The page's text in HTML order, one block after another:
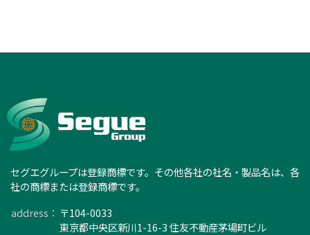
セグエグループは登録商標です。その他各社の社名・製品名は、各
社の商標または登録商標です。
address： 〒104-0033
東京都中央区新川1-16-3 住友不動産茅場町ビル